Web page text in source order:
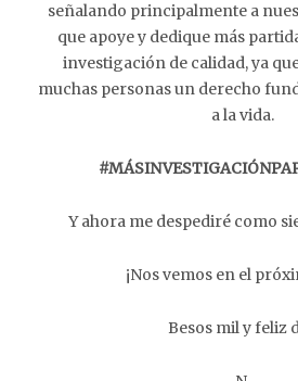
señalando principalmente a
que apoye y dedique más
investigación de calidad, ya
muchas personas un derecho
a la vida.
Y ahora me despediré como
¡Nos vemos en el
Besos mil y feliz